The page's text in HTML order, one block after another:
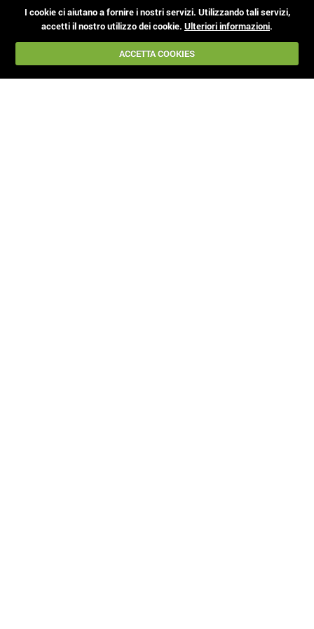
I cookie ci aiutano a fornire i nostri servizi. Utilizzando tali servizi,
accetti il nostro utilizzo dei cookie. Ulteriori informazioni.
ACCETTA COOKIES